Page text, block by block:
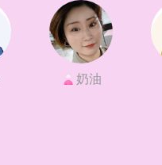
奶油